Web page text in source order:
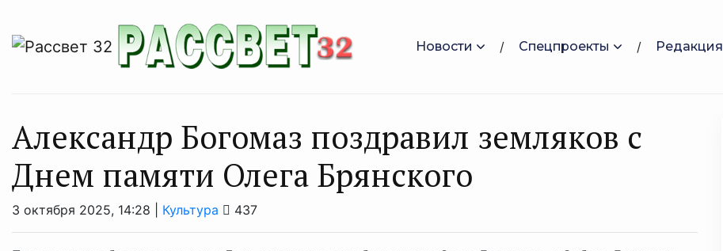
Новости Спецпроекты Редакция
Александр Богомаз поздравил земляков с
Днем памяти Олега Брянского
3 октября 2025, 14:28 | Культура 437